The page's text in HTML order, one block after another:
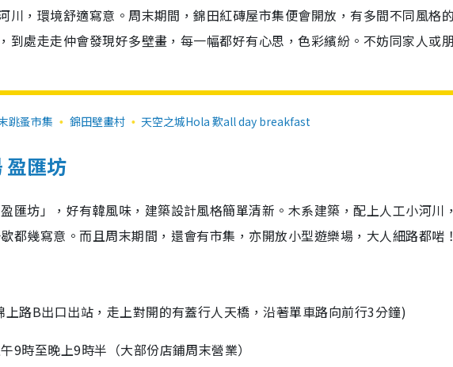
川，環境舒適寫意。周末期間，錦田紅磚屋市集便會開放，有多間不同風格
到處走走仲會發現好多壁畫，每一幅都好有心思，色彩繽紛。不妨同家人或
跳蚤市集 錦田壁畫村 天空之城Hola 歎all day breakfast
盈匯坊
匯坊」，好有韓風味，建築設計風格簡單清新。木系建築，配上人工小河川
都幾寫意。而且周末期間，還會有市集，亦開放小型遊樂場，大人細路都啱
路B出口出站，走上對開的有蓋行人天橋，沿著單車路向前行3分鐘)
9時至晚上9時半（大部份店鋪周末營業）